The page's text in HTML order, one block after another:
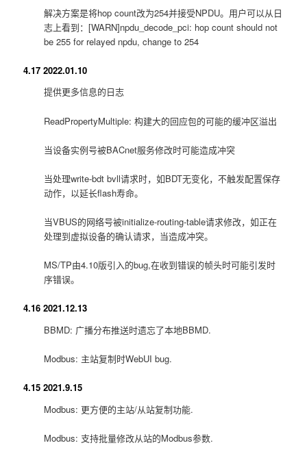
解决方案是将hop count改为254并接受NPDU。用户可以从日
志上看到：[WARN]npdu_decode_pci: hop count should not
be 255 for relayed npdu, change to 254
4.17 2022.01.10
提供更多信息的日志
ReadPropertyMultiple: 构建大的回应包的可能的缓冲区溢出
当设备实例号被BACnet服务修改时可能造成冲突
当处理write-bdt bvll请求时，如BDT无变化，不触发配置保存
动作，以延长flash寿命。
当VBUS的网络号被initialize-routing-table请求修改，如正在
处理到虚拟设备的确认请求，当造成冲突。
MS/TP由4.10版引入的bug,在收到错误的帧头时可能引发时
序错误。
4.16 2021.12.13
BBMD: 广播分布推送时遗忘了本地BBMD.
Modbus: 主站复制时WebUI bug.
4.15 2021.9.15
Modbus: 更方便的主站/从站复制功能.
Modbus: 支持批量修改从站的Modbus参数.